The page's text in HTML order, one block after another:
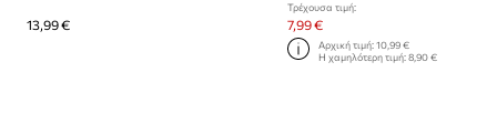
13,99 €
Τρέχουσα τιμή:
7,99 €
Αρχική τιμή: 10,99 €
Η χαμηλότερη τιμή: 8,90 €